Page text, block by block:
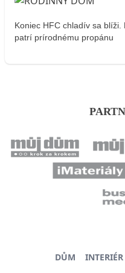
Koniec HFC chladív sa
patrí prírodnému propánu
DŮM INTERIÉR